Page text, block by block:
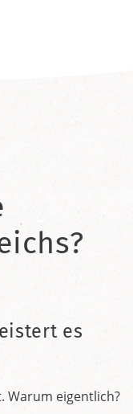
es
Warum eigentlich?